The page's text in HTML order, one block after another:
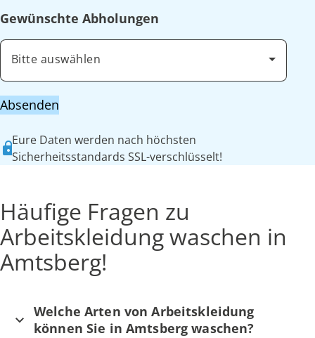
Gewünschte Abholungen
Bitte auswählen
Absenden
Eure Daten werden nach höchsten
Sicherheitsstandards SSL-verschlüsselt!
Häufige Fragen zu
Arbeitskleidung waschen in
Amtsberg!
Welche Arten von Arbeitskleidung
können Sie in Amtsberg waschen?